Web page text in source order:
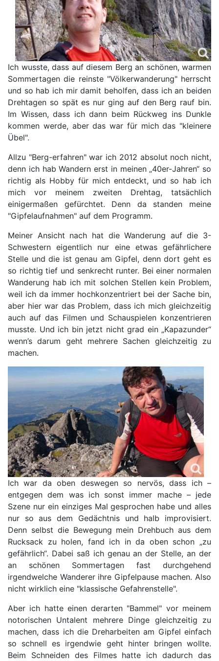
Ich wusste, dass auf diesem Berg an schönen, warmen
Sommertagen die reinste "Völkerwanderung" herrscht
und so hab ich mir damit beholfen, dass ich an beiden
Drehtagen so spät es nur ging auf den Berg rauf bin.
Im Wissen, dass ich dann beim Rückweg ins Dunkle
kommen werde, aber das war für mich das "kleinere
Übel".
Allzu "Berg-erfahren" war ich 2012 absolut noch nicht,
denn ich hab Wandern erst in meinen „40er-Jahren“ so
richtig als Hobby für mich entdeckt, und so hab ich
mich vor meinem zweiten Drehtag, tatsächlich
einigermaßen gefürchtet. Denn da standen meine
"Gipfelaufnahmen" auf dem Programm.
Meiner Ansicht nach hat die Wanderung auf die 3-
Schwestern eigentlich nur eine etwas gefährlichere
Stelle und die ist genau am Gipfel, denn dort geht es
so richtig tief und senkrecht runter. Bei einer normalen
Wanderung hab ich mit solchen Stellen kein Problem,
weil ich da immer hochkonzentriert bei der Sache bin,
aber hier war das Problem, dass ich mich gleichzeitig
auch auf das Filmen und Schauspielen konzentrieren
musste. Und ich bin jetzt nicht grad ein „Kapazunder“
wenn’s darum geht mehrere Sachen gleichzeitig zu
machen.
Ich war da oben deswegen so nervös, dass ich –
entgegen dem was ich sonst immer mache – jede
Szene nur ein einziges Mal gesprochen habe und alles
nur so aus dem Gedächtnis und halb improvisiert.
Denn selbst die Bewegung mein Drehbuch aus dem
Rucksack zu holen, fand ich in da oben schon „zu
gefährlich“. Dabei saß ich genau an der Stelle, an der
an schönen Sommertagen fast durchgehend
irgendwelche Wanderer ihre Gipfelpause machen. Also
nicht wirklich eine "klassische Gefahrenstelle".
Aber ich hatte einen derarten "Bammel" vor meinem
notorischen Untalent mehrere Dinge gleichzeitig zu
machen, dass ich die Dreharbeiten am Gipfel einfach
so schnell es irgendwie geht hinter bringen wollte.
Beim Schneiden des Filmes hatte ich dadurch das